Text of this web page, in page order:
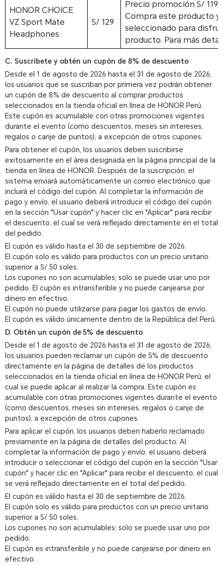
HONOR CHOICE
VZ Sport Mate
Headphones
S/ 129
Precio promoción S/ 119
Compra este producto
seleccionado para
producto. Para más
C. Suscríbete y obtén un cupón de 8% de descuento
Desde el 1 de agosto de 2026 hasta el 31 de agosto de 2026,
los usuarios que se suscriban por primera vez podrán obtener
un cupón de 8% de descuento al comprar productos
seleccionados en la tienda oficial en línea de HONOR Perú.
Este cupón es acumulable con otras promociones vigentes
durante el evento (como descuentos, meses sin intereses,
regalos o canje de puntos), a excepción de otros cupones.
Para obtener el cupón, los usuarios deben suscribirse
exitosamente en el área designada en la página principal de la
tienda en línea de HONOR. Después de la suscripción, el
sistema enviará automáticamente un correo electrónico que
incluirá el código del cupón. Al completar la información de
pago y envío, el usuario deberá introducir el código del cupón
en la sección "Usar cupón" y hacer clic en "Aplicar" para recibir
el descuento, el cual se verá reflejado directamente en el total
del pedido.
El cupón es válido hasta el 30 de septiembre de 2026.
El cupón solo es válido para productos con un precio unitario
superior a S/ 50 soles.
Los cupones no son acumulables; solo se puede usar uno por
pedido. El cupón es intransferible y no puede canjearse por
dinero en efectivo.
El cupón no puede utilizarse para pagar los gastos de envío.
El cupón es válido únicamente dentro de la República del Perú.
D. Obtén un cupón de 5% de descuento
Desde el 1 de agosto de 2026 hasta el 31 de agosto de 2026,
los usuarios pueden reclamar un cupón de 5% de descuento
directamente en la página de detalles de los productos
seleccionados en la tienda oficial en línea de HONOR Perú, el
cual se puede aplicar al realizar la compra. Este cupón es
acumulable con otras promociones vigentes durante el evento
(como descuentos, meses sin intereses, regalos o canje de
puntos), a excepción de otros cupones.
Para aplicar el cupón, los usuarios deben haberlo reclamado
previamente en la página de detalles del producto. Al
completar la información de pago y envío, el usuario deberá
introducir o seleccionar el código del cupón en la sección "Usar
cupón" y hacer clic en "Aplicar" para recibir el descuento, el cual
se verá reflejado directamente en el total del pedido.
El cupón es válido hasta el 30 de septiembre de 2026.
El cupón solo es válido para productos con un precio unitario
superior a S/ 50 soles.
Los cupones no son acumulables; solo se puede usar uno por
pedido.
El cupón es intransferible y no puede canjearse por dinero en
efectivo.